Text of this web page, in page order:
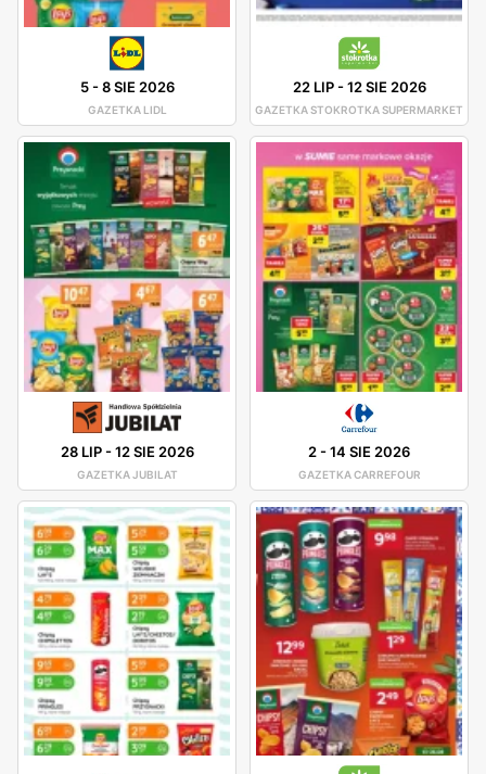
5-8 SIE 2026
GAZETKA LIDL
22 LIP-12 SIE 2026
GAZETKA STOKROTKA SUPERMARKET
28 LIP-12 SIE 2026
GAZETKA JUBILAT
2-14 SIE 2026
GAZETKA CARREFOUR